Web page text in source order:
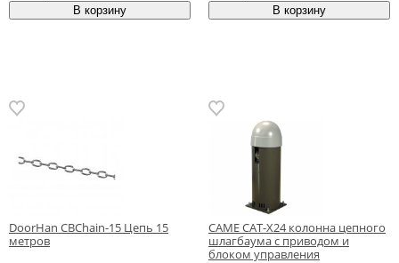
DoorHan CBChain-15 Цепь 15
метров
CAME CAT-X24 колонна цепного
шлагбаума с приводом и
блоком управления